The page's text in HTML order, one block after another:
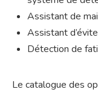
Assistant de
Assistant
Détection de
Le catalogue des